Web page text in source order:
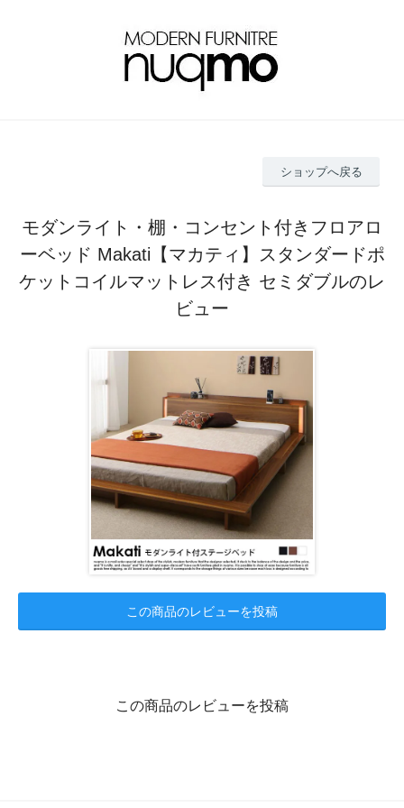
ショップへ戻る
モダンライト・棚・コンセント付きフロアロ
ーベッド Makati【マカティ】スタンダードポ
ケットコイルマットレス付き セミダブルのレ
ビュー
この商品のレビューを投稿
この商品のレビューを投稿